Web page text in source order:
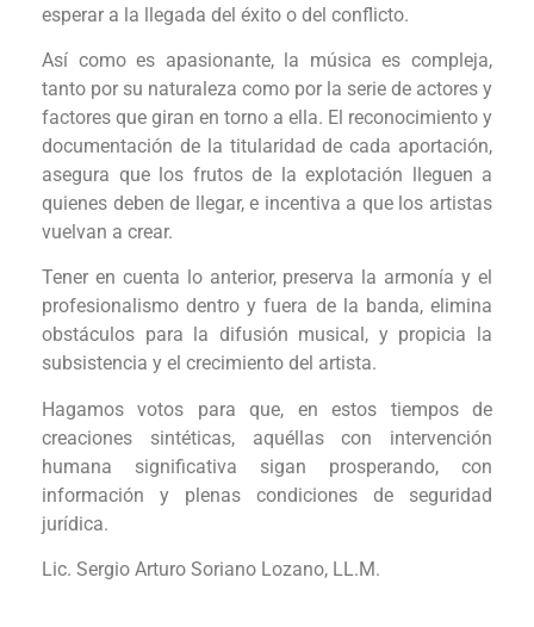
esperar a la llegada del éxito o del conflicto.
Así como es apasionante, la música es compleja,
tanto por su naturaleza como por la serie de actores y
factores que giran en torno a ella. El reconocimiento y
documentación de la titularidad de cada aportación,
asegura que los frutos de la explotación lleguen a
quienes deben de llegar, e incentiva a que los artistas
vuelvan a crear.
Tener en cuenta lo anterior, preserva la armonía y el
profesionalismo dentro y fuera de la banda, elimina
obstáculos para la difusión musical, y propicia la
subsistencia y el crecimiento del artista.
Hagamos votos para que, en estos tiempos de
creaciones sintéticas, aquéllas con intervención
humana significativa sigan prosperando, con
información y plenas condiciones de seguridad
jurídica.
Lic. Sergio Arturo Soriano Lozano, LL.M.